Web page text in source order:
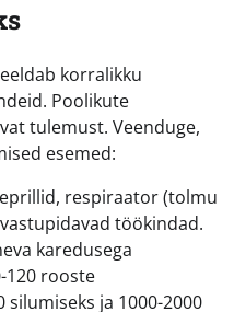
korralikku
Poolikute
tulemust. Veenduge,
esemed:
respiraator (tolmu
töökindad.
karedusega
120 rooste
silumiseks ja 1000-2000